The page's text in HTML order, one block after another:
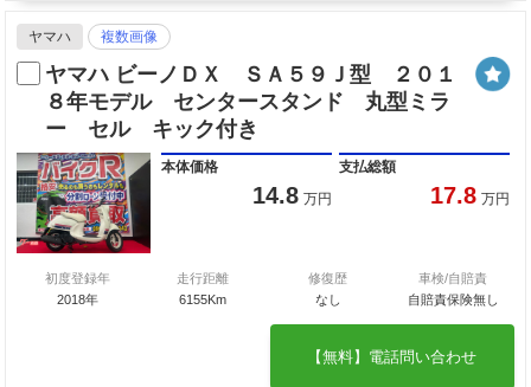
ヤマハ 複数画像
ヤマハ ビーノＤＸ ＳＡ５９Ｊ型 ２０１
８年モデル センタースタンド 丸型ミラ
ー セル キック付き
本体価格
14.8 万円
支払総額
17.8 万円
初度登録年
2018年
走行距離
6155Km
修復歴
なし
車検/自賠責
自賠責保険無し
【無料】電話問い合わせ